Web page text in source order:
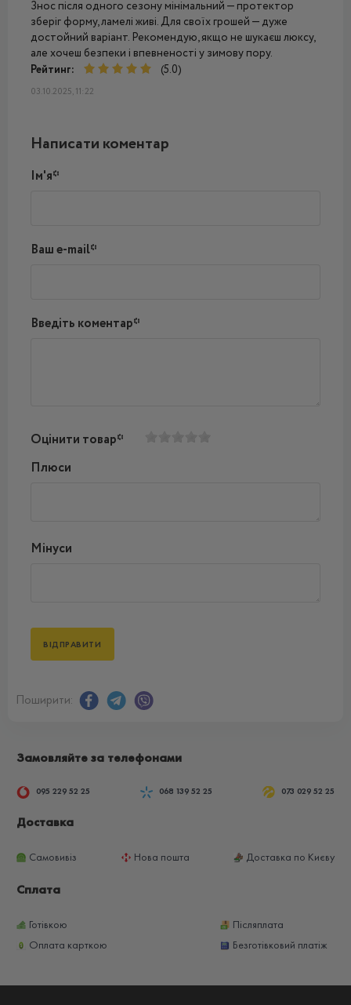
Знос після одного сезону мінімальний — протектор
зберіг форму, ламелі живі. Для своїх грошей — дуже
достойний варіант. Рекомендую, якщо не шукаєш люксу,
але хочеш безпеки і впевненості у зимову пору.
Рейтинг:
(5.0)
03.10.2025, 11:22
Написати коментар
Ім'я*
Ваш e-mail*
Введіть коментар*
Оцінити товар*
Плюси
Мінуси
Поширити:
Замовляйте за телефонами
095 229 52 25 068 139 52 25 073 029 52 25
Доставка
Самовивіз Нова пошта Доставка по Києву
Сплата
Готівкою
Післяплата
Оплата карткою
Безготівковий платіж